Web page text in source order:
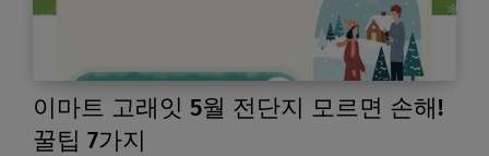
이마트 고래잇 5월 전단지 모르면 손해!
꿀팁 7가지